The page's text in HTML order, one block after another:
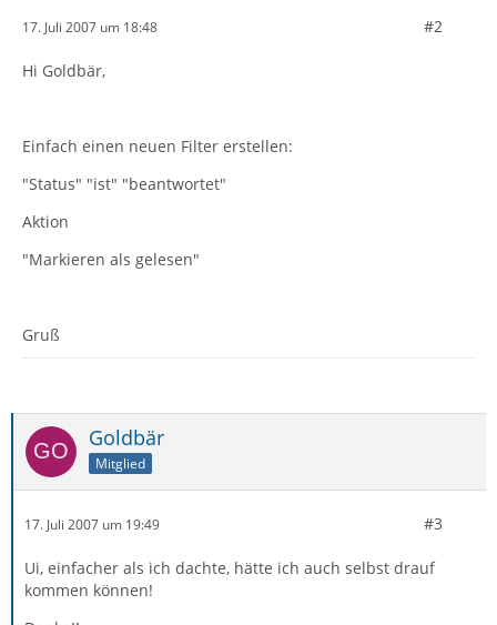
17. Juli 2007 um 18:48 #2
Hi Goldbär,
Einfach einen neuen Filter erstellen:
"Status" "ist" "beantwortet"
Aktion
"Markieren als gelesen"
Gruß
Goldbär
Mitglied
17. Juli 2007 um 19:49 #3
Ui, einfacher als ich dachte, hätte ich auch selbst drauf
kommen können!